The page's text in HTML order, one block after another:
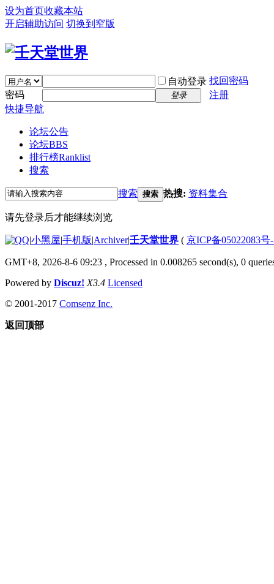
设为首页收藏本站
开启辅助访问 切换到窄版
自动登录 找回密码
密码
登录
注册
快捷导航
论坛公告
论坛BBS
排行榜Ranklist
搜索
搜索 搜索 热搜: 资料集合
请先登录后才能继续浏览
|小黑屋|手机版|Archiver|壬天堂世界 ( 京ICP备05022083号
GMT+8, 2026-8-6 09:23 , Processed in 0.008265 second(s), 0
Powered by Discuz! X3.4 Licensed
© 2001-2017 Comsenz Inc.
返回顶部